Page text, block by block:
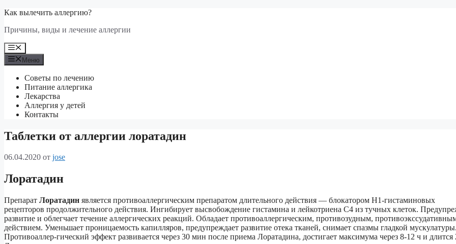
Перейти
содержимому
Как вылечить аллергию?
Причины, виды и лечение аллергии
Меню
Меню
Советы по лечению
Питание аллергика
Лекарства
Аллергия у детей
Контакты
Таблетки от аллергии лоратадин
06.04.2020 от jose
Лоратадин
Препарат Лоратадин является противоаллергическим препаратом длительного действия — блокатором H1-гистаминовых
рецепторов продолжительного действия. Ингибирует высвобождение гистамина и лейкотриена С4 из тучных клеток.
развитие и облегчает течение аллергических реакций. Обладает противоаллергическим, противозудным,
действием. Уменьшает проницаемость капилляров, предупреждает развитие отека тканей, снимает спазмы гладкой мускулатуры.
Противоаллер-гический эффект развивается через 30 мин после приема Лоратадина, достигает максимума через 8-12 ч и длится